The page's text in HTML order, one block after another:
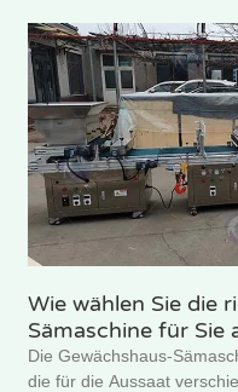
Wie wählen Sie die
Sämaschine für Sie
Die Gewächshaus-
die für die Aussaat